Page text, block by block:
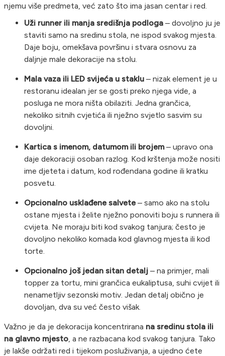
njemu više predmeta, već zato što ima jasan centar i red.
Uži runner ili manja središnja podloga – dovoljno ju je
staviti samo na sredinu stola, ne ispod svakog mjesta.
Daje boju, omekšava površinu i stvara osnovu za
daljnje male dekoracije na stolu.
Mala vaza ili LED svijeća u staklu – nizak element je u
restoranu idealan jer se gosti preko njega vide, a
posluga ne mora ništa obilaziti. Jedna grančica,
nekoliko sitnih cvjetića ili nježno svjetlo sasvim su
dovoljni.
Kartica s imenom, datumom ili brojem– upravo ona
daje dekoraciji osoban razlog. Kod krštenja može nositi
ime djeteta i datum, kod rođendana godine ili kratku
posvetu.
Opcionalno usklađene salvete – samo ako na stolu
ostane mjesta i želite nježno ponoviti boju s runnera ili
cvijeta. Ne moraju biti kod svakog tanjura; često je
dovoljno nekoliko komada kod glavnog mjesta ili kod
torte.
Opcionalno još jedan sitan detalj – na primjer, mali
topper za tortu, mini grančica eukaliptusa, suhi cvijet ili
nenametljiv sezonski motiv. Jedan detalj obično je
dovoljan, dva su već često višak.
Važno je da je dekoracija koncentrirana na sredinu stola ili
na glavno mjesto , a ne razbacana kod svakog tanjura. Tako
je lakše održati red i tijekom posluživanja, a ujedno ćete